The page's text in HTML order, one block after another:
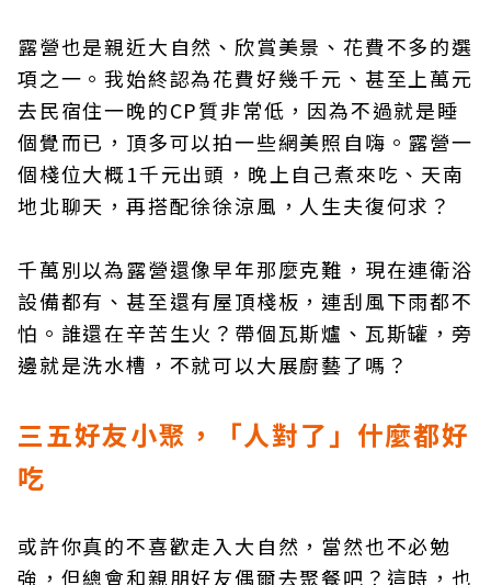
露營也是親近大自然、欣賞美景、花費不多的選
項之一。我始終認為花費好幾千元、甚至上萬元
去民宿住一晚的CP質非常低，因為不過就是睡
個覺而已，頂多可以拍一些網美照自嗨。露營一
個棧位大概1千元出頭，晚上自己煮來吃、天南
地北聊天，再搭配徐徐涼風，人生夫復何求？
千萬別以為露營還像早年那麼克難，現在連衛浴
設備都有、甚至還有屋頂棧板，連刮風下雨都不
怕。誰還在辛苦生火？帶個瓦斯爐、瓦斯罐，旁
邊就是洗水槽，不就可以大展廚藝了嗎？
三五好友小聚，「人對了」什麼都好
吃
或許你真的不喜歡走入大自然，當然也不必勉
強，但總會和親朋好友偶爾去聚餐吧？這時，也